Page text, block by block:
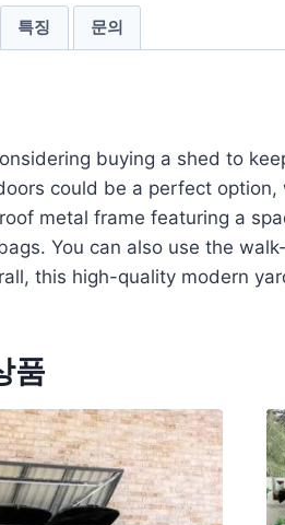
특징 문의
buying a shed to
could be a perfect
metal frame featuring a
You can also use the
this high-quality modern
품